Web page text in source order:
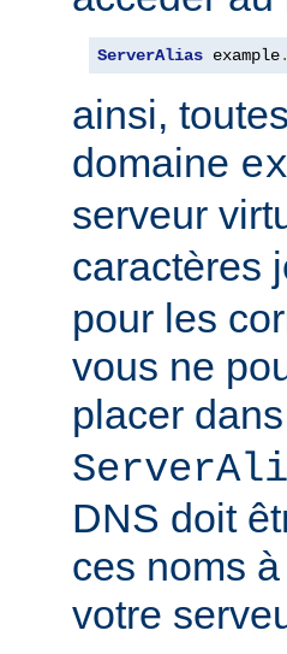
ServerAlias example.
ainsi,
domaine
serveur
caractères
pour les
vous ne
placer
DNS doit
ces noms
votre